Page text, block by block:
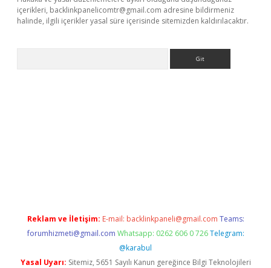
içerikleri, backlinkpanelicomtr@gmail.com adresine bildirmeniz
halinde, ilgili içerikler yasal süre içerisinde sitemizden kaldırılacaktır.
Reklam ve İletişim: E-mail: backlinkpaneli@gmail.com Teams:
forumhizmeti@gmail.com Whatsapp: 0262 606 0 726 Telegram:
@karabul
Yasal Uyarı: Sitemiz, 5651 Sayılı Kanun gereğince Bilgi Teknolojileri